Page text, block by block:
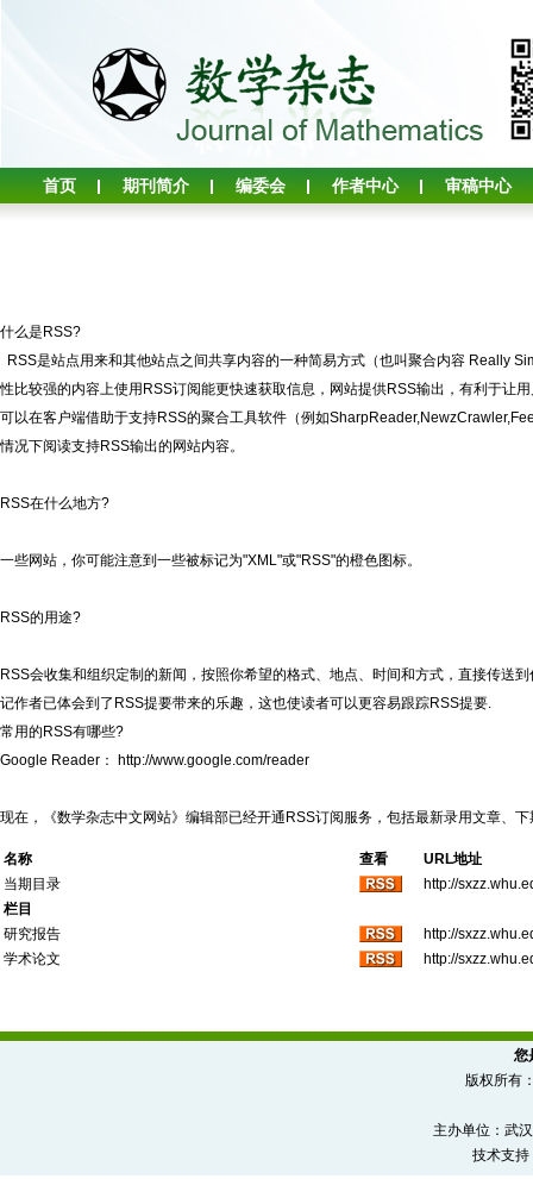
首页 期刊简介 编委会 作者中心 审稿中心
什么是RSS?
RSS是站点用来和其他站点之间共享内容的一种简易方式（也叫聚合内容 Really
性比较强的内容上使用RSS订阅能更快速获取信息，网站提供RSS输出，有利于让
可以在客户端借助于支持RSS的聚合工具软件（例如
情况下阅读支持RSS输出的网站内容。
RSS在什么地方?
一些网站，你可能注意到一些被标记为"XML"或"RSS"的橙色图标。
RSS的用途?
RSS会收集和组织定制的新闻，按照你希望的格式、地点、时间和方式，直接传送
记作者已体会到了RSS提要带来的乐趣，这也使读者可以更容易跟踪RSS提要.
常用的RSS有哪些?
Google Reader： http://www.google.com/reader
现在，《数学杂志中文网站》编辑部已经开通RSS订阅服务，包括最新录用文章、
名称 查看
URL地址
当期目录
http://
栏目
研究报告
http://
学术论文
http://
您
版权所有
主办单位：武
技术支持